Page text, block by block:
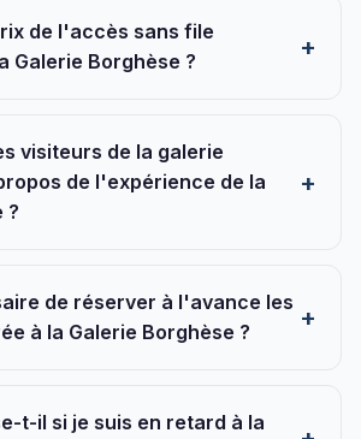
de l'accès sans file
Galerie Borghèse ?
visiteurs de la galerie
de l'expérience de la
?
de réserver à l'avance les
à la Galerie Borghèse ?
t-il si je suis en retard à la